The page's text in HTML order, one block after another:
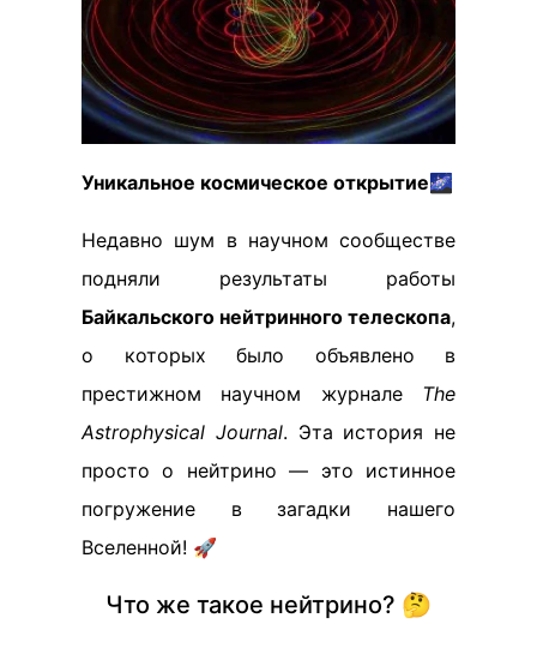
Уникальное космическое открытие🌌
Недавно шум в научном сообществе
подняли результаты работы
Байкальского нейтринного телескопа,
о которых было объявлено в
престижном научном журнале The
Astrophysical Journal. Эта история не
просто о нейтрино — это истинное
погружение в загадки нашего
Вселенной! 🚀
Что же такое нейтрино? 🤔